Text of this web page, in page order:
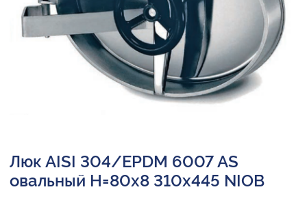
Люк AISI 304/EPDM 6007 AS
овальный H=80х8 310х445 NIOB